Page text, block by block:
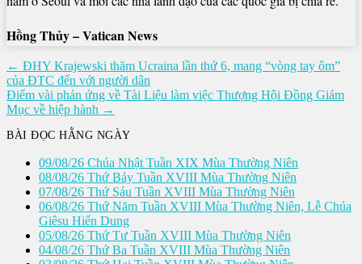
Hồng Thủy – Vatican News
Điều
hướng
bài
viết
← ĐHY Krajewski thăm Ucraina lần thứ 6, mang “vòng tay ôm”
của ĐTC đến với người dân
Điểm vài phản ứng về Tài Liệu làm việc Thượng Hội Đồng Giám
Mục về hiệp hành →
BÀI ĐỌC HẰNG NGÀY
09/08/26 Chúa Nhật Tuần XIX Mùa Thường Niên
08/08/26 Thứ Bảy Tuần XVIII Mùa Thường Niên
07/08/26 Thứ Sáu Tuần XVIII Mùa Thường Niên
06/08/26 Thứ Năm Tuần XVIII Mùa Thường Niên, Lễ Chúa
Giêsu Hiển Dung
05/08/26 Thứ Tư Tuần XVIII Mùa Thường Niên
04/08/26 Thứ Ba Tuần XVIII Mùa Thường Niên